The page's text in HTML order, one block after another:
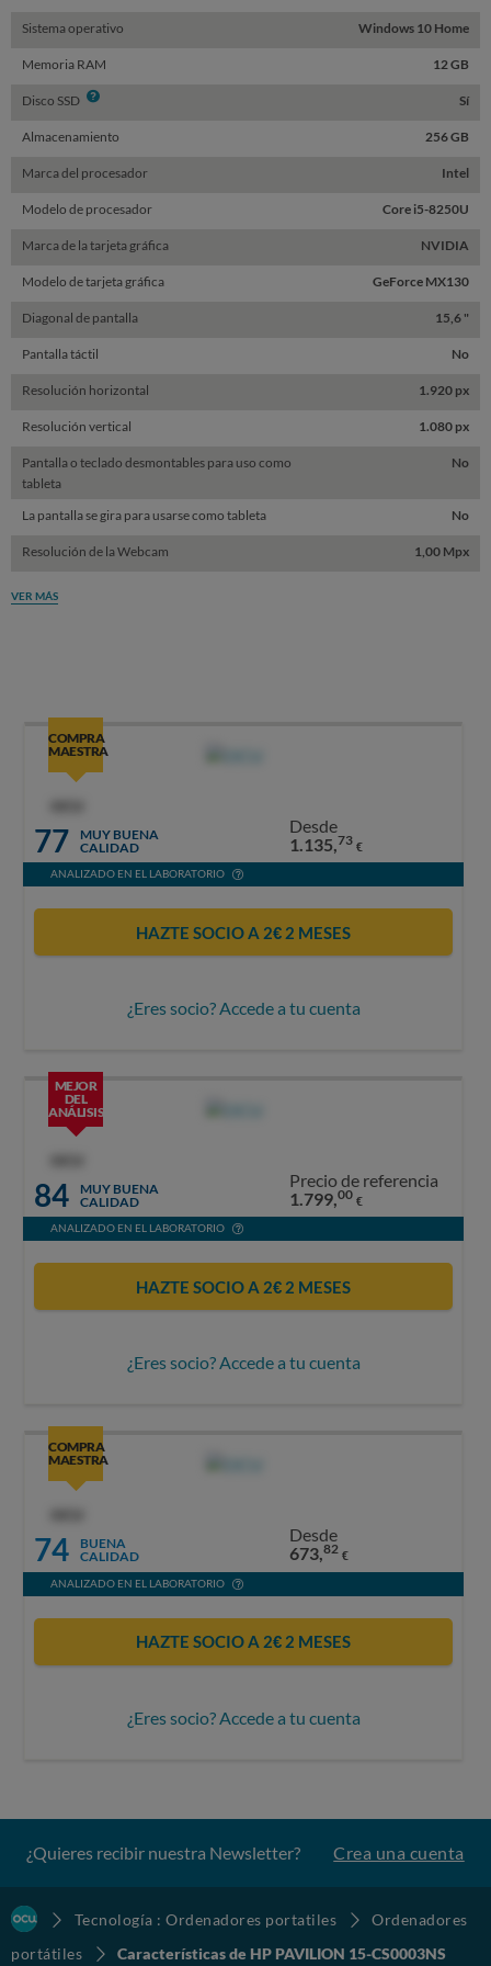
Sistema operativo Windows 10 Home
Memoria RAM 12 GB
Disco SSD Info Sí
Almacenamiento 256 GB
Marca del procesador Intel
Modelo de procesador Core i5-8250U
Marca de la tarjeta gráfica NVIDIA
Modelo de tarjeta gráfica GeForce MX130
Diagonal de pantalla 15,6 "
Pantalla táctil No
Resolución horizontal 1.920 px
Resolución vertical 1.080 px
Pantalla o teclado desmontables para uso como
tableta
No
La pantalla se gira para usarse como tableta No
Resolución de la Webcam 1,00 Mpx
VER MÁS
COMPRA
MAESTRA
77
MUY BUENA
CALIDAD
Desde
1.135,73 €
ANALIZADO EN EL LABORATORIO
HAZTE SOCIO A 2€ 2 MESES
¿Eres socio? Accede a tu cuenta
MEJOR
DEL
ANÁLISIS
84
MUY BUENA
CALIDAD
Precio de referencia
1.799,00 €
ANALIZADO EN EL LABORATORIO
HAZTE SOCIO A 2€ 2 MESES
¿Eres socio? Accede a tu cuenta
COMPRA
MAESTRA
74
BUENA
CALIDAD
Desde
673,82 €
ANALIZADO EN EL LABORATORIO
HAZTE SOCIO A 2€ 2 MESES
¿Eres socio? Accede a tu cuenta
¿Quieres recibir nuestra Newsletter? Crea una cuenta
Tecnología : Ordenadores portatiles
Ordenadores
portátiles
Características de HP PAVILION 15-CS0003NS